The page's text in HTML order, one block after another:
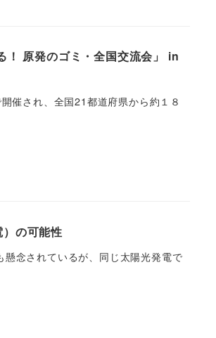
！ 原発のゴミ・全国交流会」 in
催され、全国21都道府県から約１８
の可能性
念されているが、同じ太陽光発電で